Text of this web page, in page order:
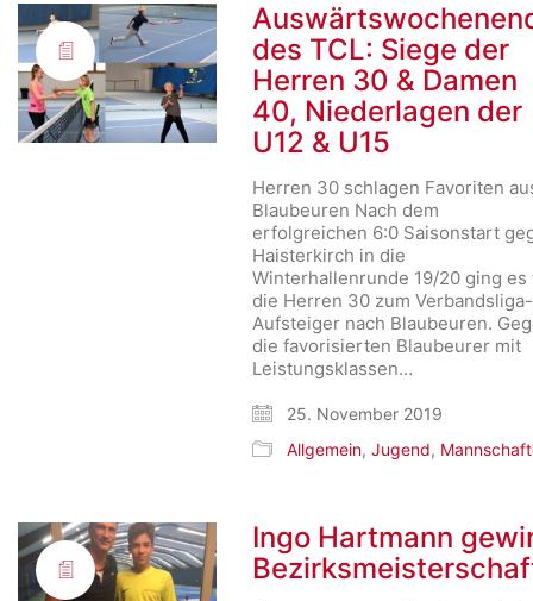
des TCL: Siege der
Herren 30 & Damen
40, Niederlagen der
U12 & U15
Herren 30 schlagen Favoriten
Blaubeuren Nach dem
erfolgreichen 6:0 Saisonstart
Haisterkirch in die
Winterhallenrunde 19/20 ging es
die Herren 30 zum Verbandsliga-
Aufsteiger nach Blaubeuren.
die favorisierten Blaubeurer mit
Leistungsklassen…
25. November 2019
Allgemein,Jugend,
Ingo Hartmann